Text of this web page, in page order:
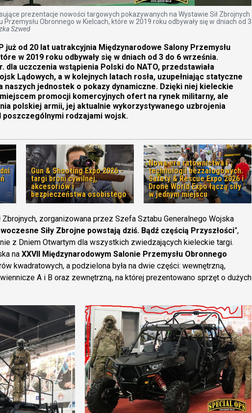
prezentacje nowości targowych pokazywanych na Wystawie Sił Zbrojnych
Przemysłu Obronnego w Kielcach, które w 2019 roku odbywały się w dniach od 3
Szwed
już od 20 lat uatrakcyjnia Międzynarodowe Salony Przemysłu
w 2019 roku odbywały się w dniach od 3 do 6 września.
dla uczczenia wstąpienia Polski do NATO, przedstawiała
Lądowych, a w kolejnych latach rosła, uzupełniając statyczne
naszych jednostek o pokazy dynamiczne. Dzięki niej kieleckie
promocji komercyjnych ofert na rynek militarny, ale
polskiej armii, jej aktualnie wykorzystywanego uzbrojenia
poszczególnymi rodzajami wojsk.
Gun & Shooting Expo 2026 -
targi broni cywilnej,
akcesoriów i
bezpieczeństwa osobistego
Nowa era ratownictwa i
technologii bezzałogowych.
Safety & Rescue Expo 2026 i
Drone World Expo łączą siły
w jednym miejscu
zorganizowana przez Szefa Sztabu Generalnego Wojska
Siły Zbrojne powstają dziś. Bądź częścią Przyszłości”,
z Dniem Otwartym dla wszystkich zwiedzających kieleckie targi.
na XXVII Międzynarodowym Salonie Przemysłu Obronnego
kwadratowych, a podzielona była na dwie części: wewnętrzną,
A i B oraz zewnętrzną, na której prezentowano sprzęt o dużych